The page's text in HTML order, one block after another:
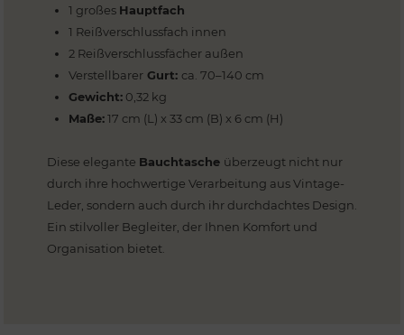
1 großes Hauptfach
1 Reißverschlussfach innen
2 Reißverschlussfächer außen
Verstellbarer Gurt: ca. 70–140 cm
Gewicht: 0,32 kg
Maße:17 cm (L) x 33 cm (B) x 6 cm (H)
Diese elegante Bauchtasche überzeugt nicht nur
durch ihre hochwertige Verarbeitung aus Vintage-
Leder, sondern auch durch ihr durchdachtes Design.
Ein stilvoller Begleiter, der Ihnen Komfort und
Organisation bietet.